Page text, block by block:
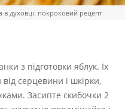
в духовці: покроковий рецепт
з підготовки яблук. Їх
серцевини і шкірки,
Засипте скибочки 2